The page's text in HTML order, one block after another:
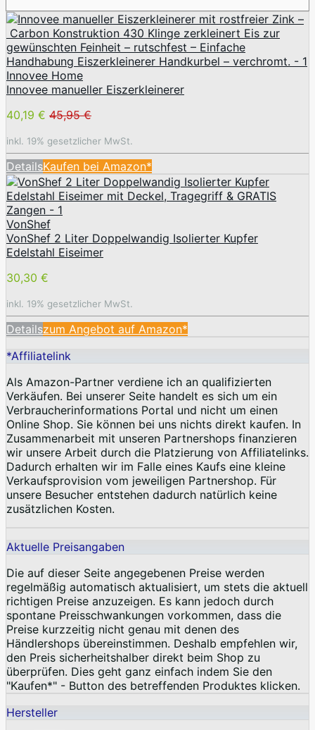
Innovee Home
Innovee manueller Eiszerkleinerer
40,19 € 45,95 €
inkl. 19% gesetzlicher MwSt.
DetailsKaufen bei Amazon*
VonShef
VonShef 2 Liter Doppelwandig Isolierter Kupfer
Edelstahl Eiseimer
30,30 €
inkl. 19% gesetzlicher MwSt.
Detailszum Angebot auf Amazon*
*Affiliatelink
Als Amazon-Partner verdiene ich an qualifizierten
Verkäufen. Bei unserer Seite handelt es sich um ein
Verbraucherinformations Portal und nicht um einen
Online Shop. Sie können bei uns nichts direkt kaufen. In
Zusammenarbeit mit unseren Partnershops finanzieren
wir unsere Arbeit durch die Platzierung von Affiliatelinks.
Dadurch erhalten wir im Falle eines Kaufs eine kleine
Verkaufsprovision vom jeweiligen Partnershop. Für
unsere Besucher entstehen dadurch natürlich keine
zusätzlichen Kosten.
Aktuelle Preisangaben
Die auf dieser Seite angegebenen Preise werden
regelmäßig automatisch aktualisiert, um stets die aktuell
richtigen Preise anzuzeigen. Es kann jedoch durch
spontane Preisschwankungen vorkommen, dass die
Preise kurzzeitig nicht genau mit denen des
Händlershops übereinstimmen. Deshalb empfehlen wir,
den Preis sicherheitshalber direkt beim Shop zu
überprüfen. Dies geht ganz einfach indem Sie den
"Kaufen*" - Button des betreffenden Produktes klicken.
Hersteller